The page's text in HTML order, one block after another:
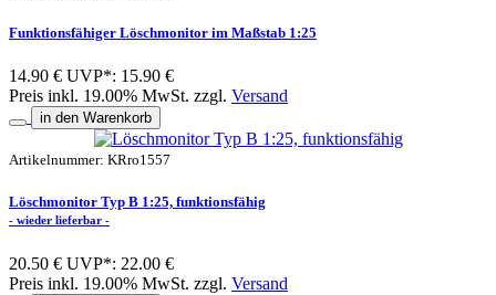
Funktionsfähiger Löschmonitor im Maßstab 1:25
14.90 € UVP*: 15.90 €
Preis inkl. 19.00% MwSt. zzgl. Versand
in den Warenkorb
Artikelnummer: KRro1557
Löschmonitor Typ B 1:25, funktionsfähig
- wieder lieferbar -
20.50 € UVP*: 22.00 €
Preis inkl. 19.00% MwSt. zzgl. Versand